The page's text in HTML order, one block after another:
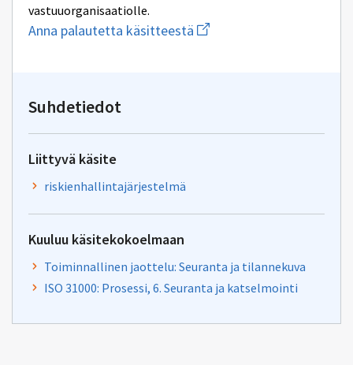
vastuuorganisaatiolle.
Anna palautetta käsitteestä Aloita
uuden
Suhdetiedot
Liittyvä käsite
riskienhallintajärjestelmä
Kuuluu käsitekokoelmaan
Toiminnallinen jaottelu: Seuranta ja tilannekuva
ISO 31000: Prosessi, 6. Seuranta ja katselmointi